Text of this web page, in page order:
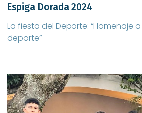
Espiga Dorada 2024
La fiesta del Deporte: “Homenaje
deporte”